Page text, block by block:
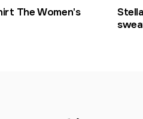
The Women's